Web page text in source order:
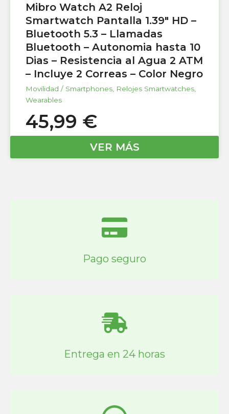
Mibro Watch A2 Reloj
Smartwatch Pantalla 1.39″ HD –
Bluetooth 5.3 – Llamadas
Bluetooth – Autonomia hasta 10
Dias – Resistencia al Agua 2 ATM
– Incluye 2 Correas – Color Negro
Movilidad / Smartphones Relojes Smartwatches
Wearables
45,99 €
VER MÁS
Pago seguro
Entrega en 24 horas